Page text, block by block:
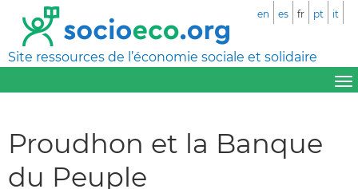
Site ressources de l’économie sociale et solidaire
en es fr pt it
Proudhon et la Banque
du Peuple